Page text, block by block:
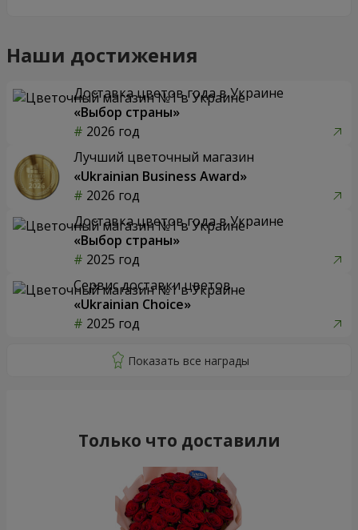
Наши достижения
Доставка цветов года в Украине
«Выбор страны»
2026 год
Лучший цветочный магазин
«Ukrainian Business Award»
2026 год
Доставка цветов года в Украине
«Выбор страны»
2025 год
Сервис доставки цветов
«Ukrainian Choice»
2025 год
Только что доставили